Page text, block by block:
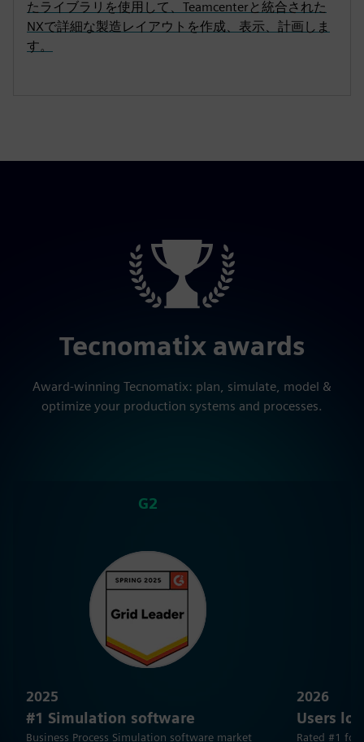
たライブラリを使用して、Teamcenterと統合された
NXで詳細な製造レイアウトを作成、表示、計画しま
す。
Tecnomatix awards
Award-winning Tecnomatix: plan, simulate, model &
optimize your production systems and processes.
G2
2025
#1 Simulation software
Business Process Simulation software market
2026
Users
Rated #1 for